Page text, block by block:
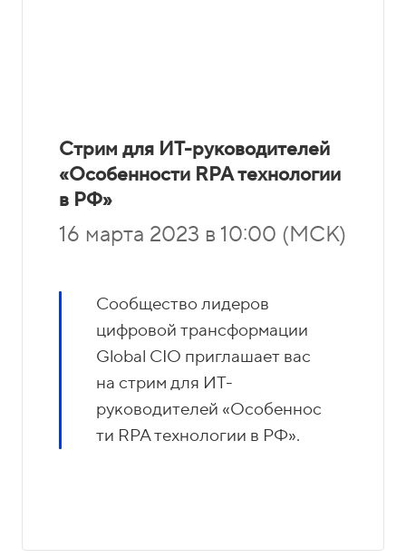
Стрим для ИТ-руководителей
«Особенности RPA технологии
в РФ»
16 марта 2023 в 10:00 (МСК)
Сообщество лидеров
цифровой трансформации
Global CIO приглашает вас
на стрим для ИТ-
руководителей «Особеннос
ти RPA технологии в РФ».